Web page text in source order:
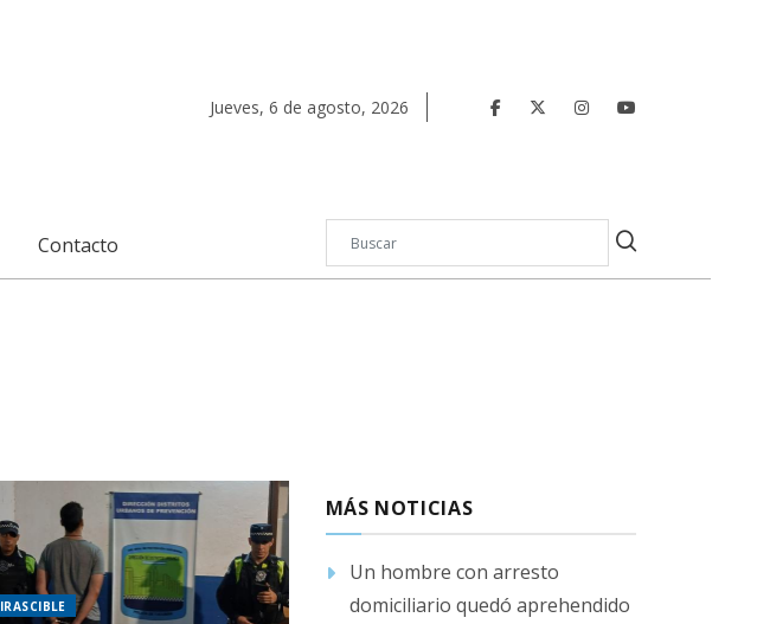
Jueves, 6 de agosto, 2026
Contacto
IRASCIBLE
MÁS NOTICIAS
Un hombre con arresto
domiciliario quedó aprehendido